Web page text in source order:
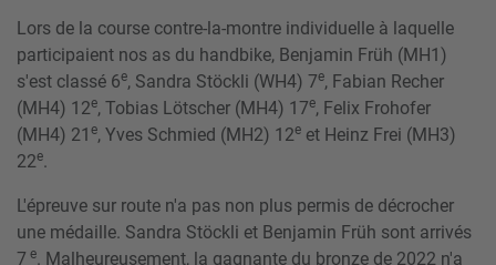
Lors de la course contre-la-montre individuelle à laquelle
participaient nos as du handbike, Benjamin Früh (MH1)
s'est classé 6e, Sandra Stöckli (WH4) 7e, Fabian Recher
(MH4) 12e, Tobias Lötscher (MH4) 17e, Felix Frohofer
(MH4) 21 e, Yves Schmied (MH2) 12e et Heinz Frei (MH3)
22e.
L'épreuve sur route n'a pas non plus permis de décrocher
une médaille. Sandra Stöckli et Benjamin Früh sont arrivés
7 e. Malheureusement, la gagnante du bronze de 2022 n'a